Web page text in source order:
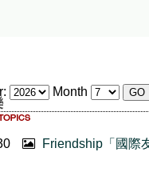
Month
Friendship「國際